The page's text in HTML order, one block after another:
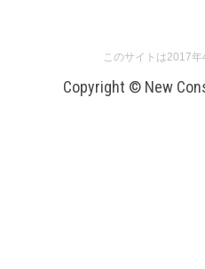
このサイトは2017
Copyright © New